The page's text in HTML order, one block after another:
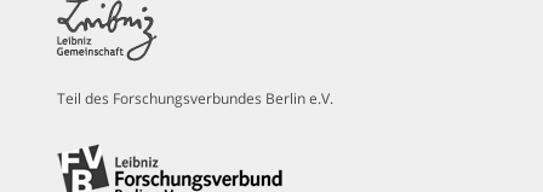
Teil des Forschungsverbundes Berlin e.V.